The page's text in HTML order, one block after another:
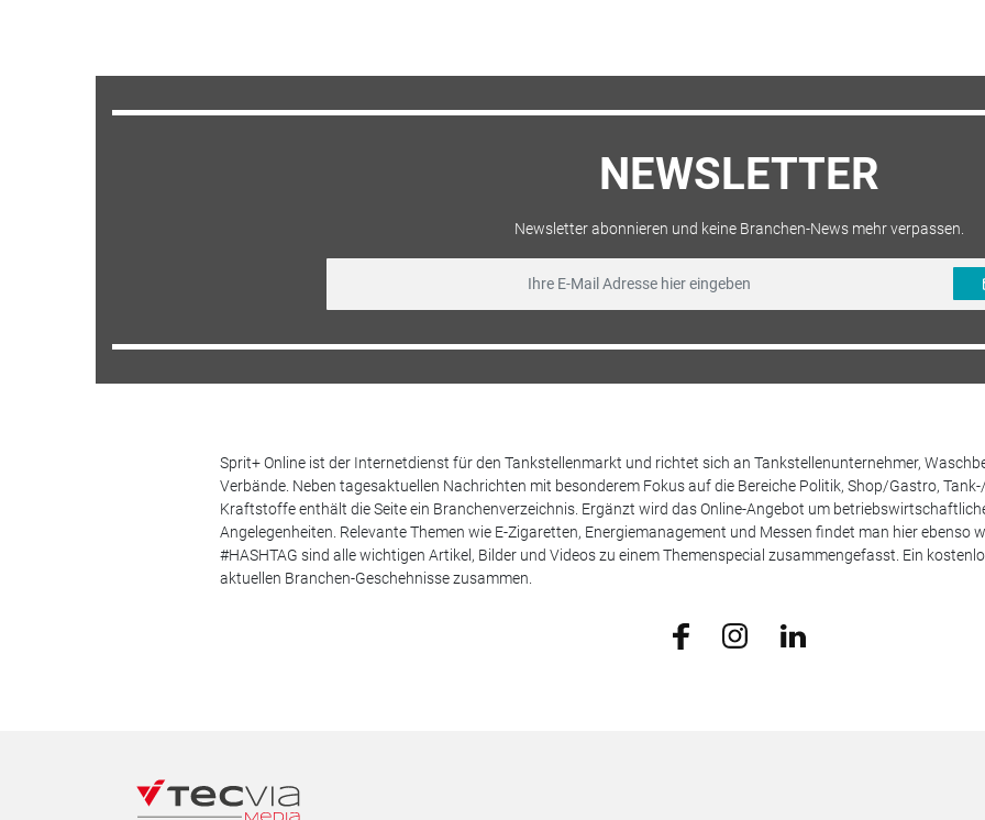
NEWSLETTER
Newsletter abonnieren und keine Branchen-News mehr verpassen.
Sprit+ Online ist der Internetdienst für den Tankstellenmarkt und richtet sich an Tankstellenunternehmer,
Verbände. Neben tagesaktuellen Nachrichten mit besonderem Fokus auf die Bereiche Politik, Shop/Gastro,
Kraftstoffe enthält die Seite ein Branchenverzeichnis. Ergänzt wird das Online-Angebot um
Angelegenheiten. Relevante Themen wie E-Zigaretten, Energiemanagement und Messen findet man hier ebenso
#HASHTAG sind alle wichtigen Artikel, Bilder und Videos zu einem Themenspecial zusammengefasst. Ein
aktuellen Branchen-Geschehnisse zusammen.